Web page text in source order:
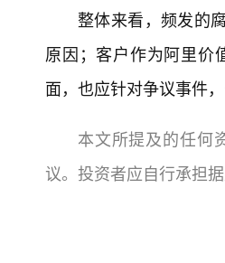
整体来看，频发的
原因；客户作为阿里价
面，也应针对争议事件
本文所提及的任何
议。投资者应自行承担